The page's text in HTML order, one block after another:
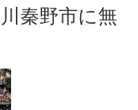
秦野市に無